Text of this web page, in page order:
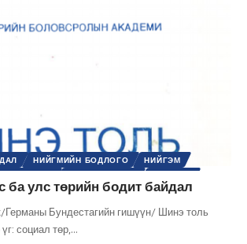
НИЙГМИЙН БОДЛОГО
НИЙГЭМ
ШИНЭ ТОЛЬ СЭТГҮҮЛ ЭДИЙН ЗАСАГ
ба улс төрийн бодит байдал
Германы Бундестагийн гишүүн/ Шинэ толь
социал төр, …